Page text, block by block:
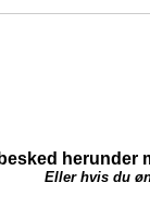
herunder
Eller hvis du